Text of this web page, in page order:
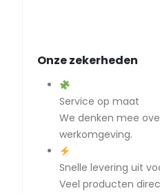
Onze zekerheden
Service op maat
We denken mee
werkomgeving.
Snelle levering uit
Veel producten